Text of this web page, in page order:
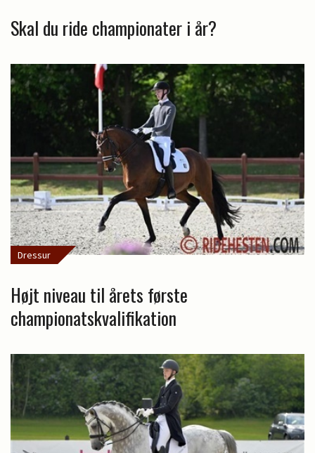
Skal du ride championater i år?
Dressur
Højt niveau til årets første
championatskvalifikation